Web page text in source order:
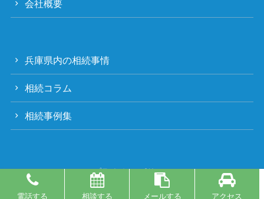
会社概要
兵庫県内の相続事情
相続コラム
相続事例集
プライバシーポリシー
© 2019 相続手続支援センター兵庫.
電話する 相談する メールする アクセス